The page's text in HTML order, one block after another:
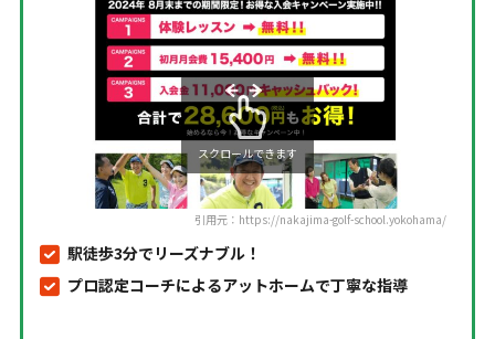
引用元：https://nakajima-golf-school.yokohama/
駅徒歩3分でリーズナブル！
プロ認定コーチによるアットホームで丁寧な指導
スクロールできます